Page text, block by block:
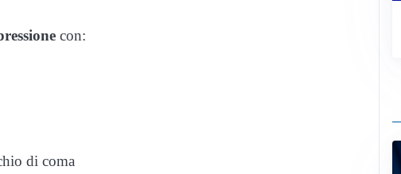
con:
di coma